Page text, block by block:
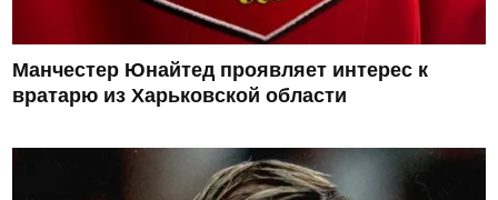
Манчестер Юнайтед проявляет интерес к
вратарю из Харьковской области